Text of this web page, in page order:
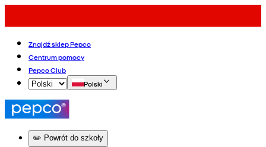
Znajdź sklep Pepco
Centrum pomocy
Pepco Club
Polski
✏️ Powrót do szkoły